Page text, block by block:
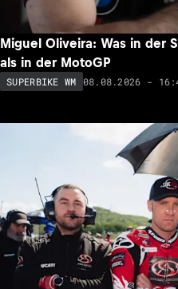
Miguel Oliveira: Was in der
als in der MotoGP
SUPERBIKE WM 08.08.2026 -